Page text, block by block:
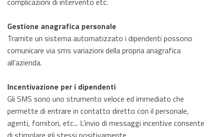
Gestione anagrafica personale
Tramite un sistema automatizzato i dipendenti possono
comunicare via sms variazioni della propria anagrafica
all’azienda.
Incentivazione per i dipendenti
Gli SMS sono uno strumento veloce ed immediato che
permette di entrare in contatto diretto con il personale,
agenti, fornitori, etc... L’invio di messaggi incentive consente